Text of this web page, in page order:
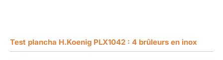
Test plancha H.Koenig PLX1042 : 4 brûleurs en inox